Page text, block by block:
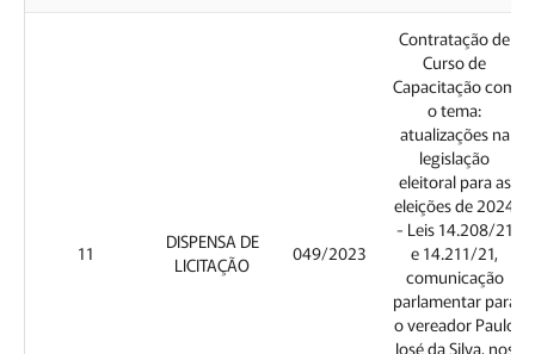
11
DISPENSA DE
LICITAÇÃO
049/2023
Contratação de
Curso de
Capacitação com
o tema:
atualizações na
legislação
eleitoral para as
eleições de 2024
- Leis 14.208/21
e 14.211/21,
comunicação
parlamentar para
o vereador Paulo
José da Silva, nos